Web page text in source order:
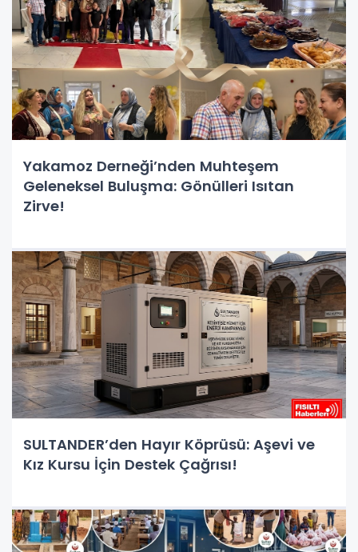
Yakamoz Derneği’nden Muhteşem
Geleneksel Buluşma: Gönülleri Isıtan
Zirve!
SULTANDER’den Hayır Köprüsü: Aşevi ve
Kız Kursu İçin Destek Çağrısı!